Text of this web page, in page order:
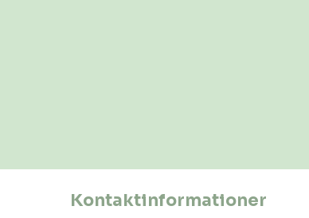
Kontaktinformationer